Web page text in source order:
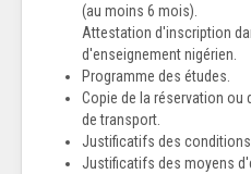
(au moins 6 mois).
Attestation d'inscription
d'enseignement nigérien.
Programme des études.
Copie de la réservation ou
de transport.
Justificatifs des conditions
Justificatifs des moyens